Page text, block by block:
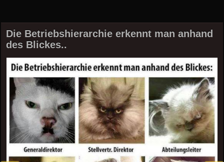
Die Betriebshierarchie erkennt man anhand
des Blickes..